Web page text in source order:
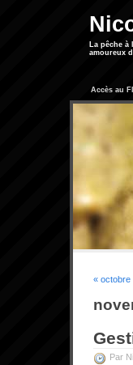
La pêche
amoureux
Accès au
« octobre
Par